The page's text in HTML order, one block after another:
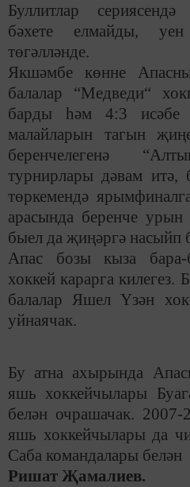
Буллитлар
бәхете елмайды,
төгәлләнде.
Якшәмбе көнне
балалар “Медведи“
барды һәм 4:3 исәбе
малайларын тагын
беренчелегенә
турнирлары дәвам итә,
төркемендә
арасында беренче
быел да җиңәргә насыйп
Апас бозы кыза бара-
хоккей карарга килегез.
балалар Яшел Үзән
уйнаячак.
Бу атна ахырында
яшь хоккейчылары
белән очрашачак.
яшь хоккейчылары да
Саба командалары
Ришат Җамалиев.